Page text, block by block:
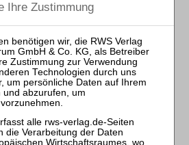
…
PRAXIS AUS: TEAM
STARTET IN
Equity Partnerinnen für den
Epping, Dr. …